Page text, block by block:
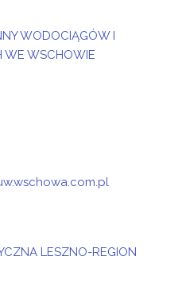
WODOCIĄGÓW I
WE WSCHOWIE
LESZNO-REGION